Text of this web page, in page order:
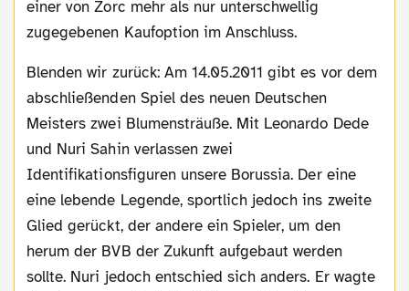
einer von Zorc mehr als nur unterschwellig
zugegebenen Kaufoption im Anschluss.
Blenden wir zurück: Am 14.05.2011 gibt es vor dem
abschließenden Spiel des neuen Deutschen
Meisters zwei Blumensträuße. Mit Leonardo Dede
und Nuri Sahin verlassen zwei
Identifikationsfiguren unsere Borussia. Der eine
eine lebende Legende, sportlich jedoch ins zweite
Glied gerückt, der andere ein Spieler, um den
herum der BVB der Zukunft aufgebaut werden
sollte. Nuri jedoch entschied sich anders. Er wagte